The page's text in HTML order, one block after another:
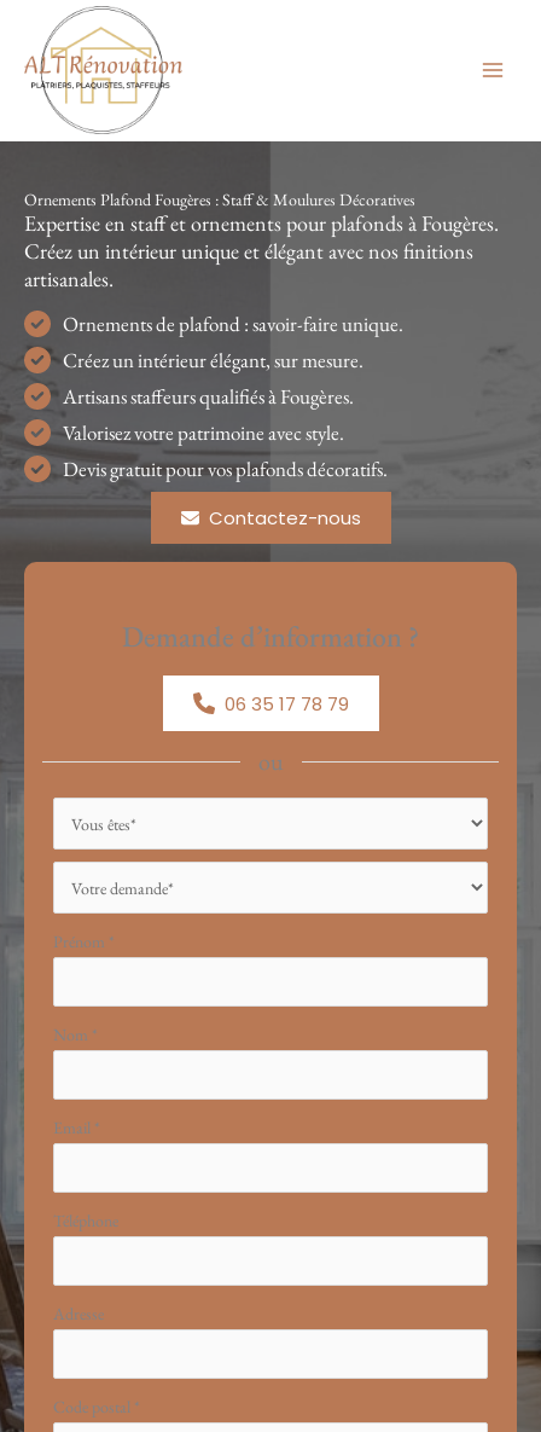
contenu
Ornements Plafond Fougères : Staff & Moulures Décoratives
Expertise en staff et ornements pour plafonds à Fougères.
Créez un intérieur unique et élégant avec nos finitions
artisanales.
Ornements de plafond : savoir-faire unique.
Créez un intérieur élégant, sur mesure.
Artisans staffeurs qualifiés à Fougères.
Valorisez votre patrimoine avec style.
Devis gratuit pour vos plafonds décoratifs.
Contactez-nous
Demande d’information ?
06 35 17 78 79
ou
simple
Prénom *
Nom *
Email *
Téléphone
Adresse
Code postal *